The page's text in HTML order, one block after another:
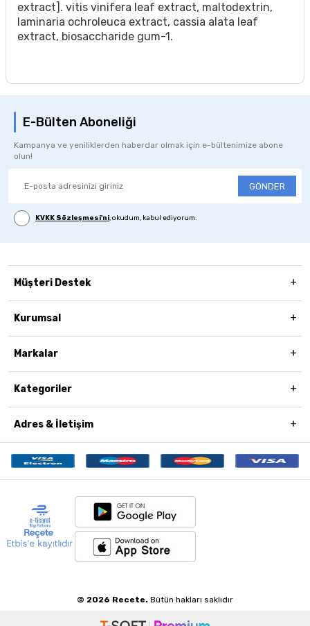
extract]. vitis vinifera leaf extract, maltodextrin,
laminaria ochroleuca extract, cassia alata leaf
extract, biosaccharide gum-1.
E-Bülten Aboneliği
Kampanya ve yeniliklerden haberdar olmak için e-bültenimize abone
olun!
GÖNDER
KVKK Sözleşmesi'ni, okudum, kabul ediyorum.
Müşteri Destek
Kurumsal
Markalar
Kategoriler
Adres & İletişim
© 2026 Recete. Bütün hakları saklıdır